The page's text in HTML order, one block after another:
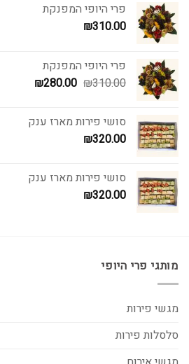
פרי היופי המפנקת
₪310.00
פרי היופי המפנקת
₪310.00
המחיר
₪310.00.
₪280.00 המחיר
₪280.00.סושי פירות מארז ענק
₪320.00
סושי פירות מארז ענק
₪320.00
מותגי פרי היופי
מגשי פירות
סלסלות פירות